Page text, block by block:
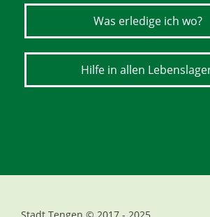
Was erledige ich wo?
Hilfe in allen